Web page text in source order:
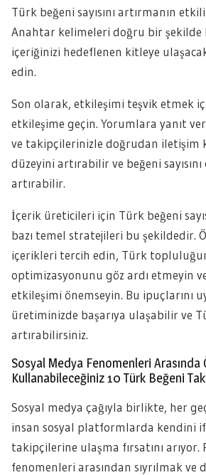
Türk beğeni sayısını artırmanın
Anahtar kelimeleri doğru bir şekilde
içeriğinizi hedeflenen kitleye
edin.
Son olarak, etkileşimi teşvik etmek
etkileşime geçin. Yorumlara yanıt
ve takipçilerinizle doğrudan iletişim
düzeyini artırabilir ve beğeni
artırabilir.
İçerik üreticileri için Türk beğeni
bazı temel stratejileri bu şekildedir.
içerikleri tercih edin, Türk
optimizasyonunu göz ardı etmeyin
etkileşimi önemseyin. Bu ipuçlarını
üretiminizde başarıya ulaşabilir ve
artırabilirsiniz.
Sosyal Medya Fenomenleri Arasında
Kullanabileceğiniz 10 Türk Beğeni
Sosyal medya çağıyla birlikte, her
insan sosyal platformlarda kendini
takipçilerine ulaşma fırsatını arıyor.
fenomenleri arasından sıyrılmak ve